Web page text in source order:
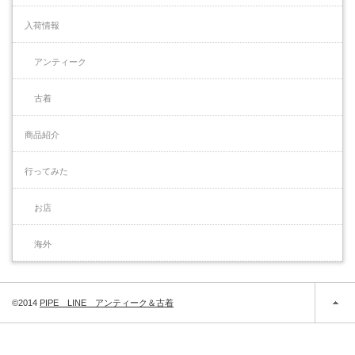
入荷情報
アンティーク
古着
商品紹介
行ってみた
お店
海外
©2014 PIPE LINE アンティーク＆古着